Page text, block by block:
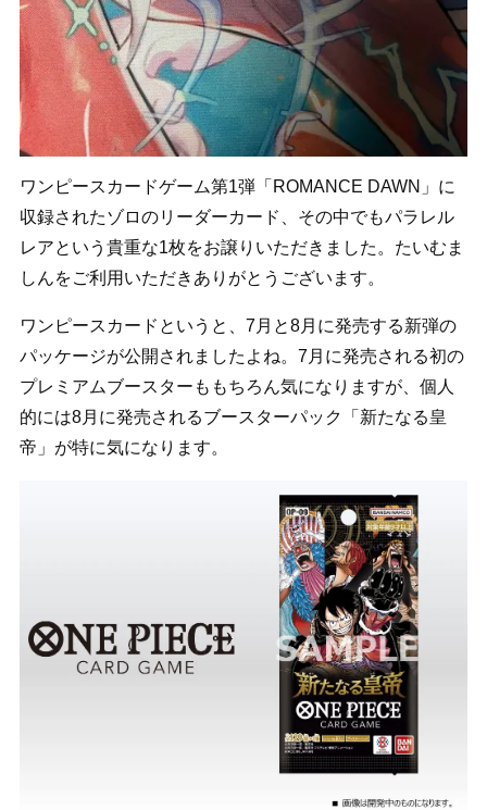
ワンピースカードゲーム第1弾「ROMANCE DAWN」に
収録されたゾロのリーダーカード、その中でもパラレル
レアという貴重な1枚をお譲りいただきました。たいむま
しんをご利用いただきありがとうございます。
ワンピースカードというと、7月と8月に発売する新弾の
パッケージが公開されましたよね。7月に発売される初の
プレミアムブースターももちろん気になりますが、個人
的には8月に発売されるブースターパック「新たなる皇
帝」が特に気になります。